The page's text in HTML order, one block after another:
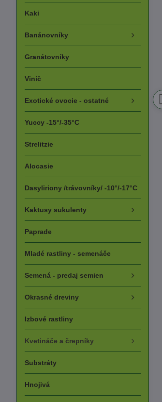
Kaki
Banánovníky
Granátovníky
Vinič
Exotické ovocie - ostatné
Yuccy -15°/-35°C
Strelitzie
Alocasie
Dasyliriony /trávovníky/ -10°/-17°C
Kaktusy sukulenty
Paprade
Mladé rastliny - semenáče
Semená - predaj semien
Okrasné dreviny
Izbové rastliny
Kvetináče a črepníky
Substráty
Hnojivá